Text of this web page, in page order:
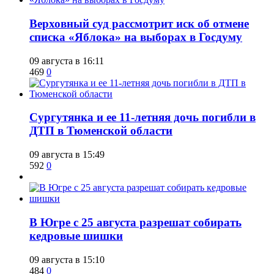
​Верховный суд рассмотрит иск об отмене
списка «Яблока» на выборах в Госдуму
09 августа в 16:11
469 0
Сургутянка и ее 11-летняя дочь погибли в
ДТП в Тюменской области
09 августа в 15:49
592 0
​В Югре с 25 августа разрешат собирать
кедровые шишки
09 августа в 15:10
484 0